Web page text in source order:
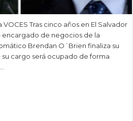
Tras cinco años en El Salvador
de negocios de la
Brendan O´Brien finaliza su
cargo será ocupado de forma